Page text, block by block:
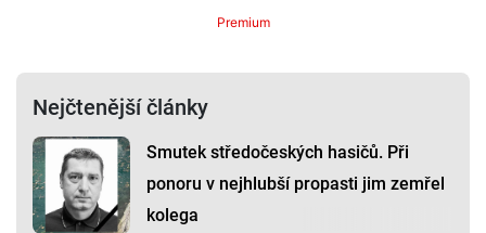
Premium
Nejčtenější články
Smutek středočeských hasičů. Při
ponoru v nejhlubší propasti jim zemřel
kolega